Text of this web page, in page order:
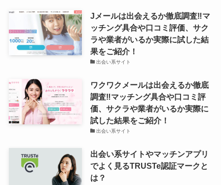
Jメールは出会えるか徹底調査‼マ
ッチング具合や口コミ評価、サク
ラや業者がいるか実際に試した結
果をご紹介！
出会い系サイト
ワクワクメールは出会えるか徹底
調査‼マッチング具合や口コミ評
価、サクラや業者がいるか実際に
試した結果をご紹介！
出会い系サイト
出会い系サイトやマッチンアプリ
でよく見るTRUSTe認証マークと
は？